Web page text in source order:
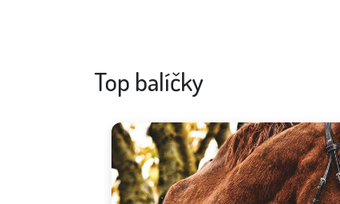
Top balíčky